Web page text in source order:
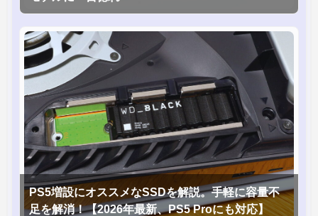
PS5増設にオススメなSSDを解説。手軽に容量不
足を解消！【2026年最新、PS5 Proにも対応】